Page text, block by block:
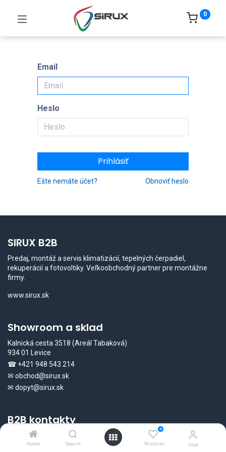
Home Search
0
Wishlist Účet
0
Email
Heslo
Prihlásiť
Ešte nemáte účet? Obnoviť heslo
SIRUX B2B
Predaj, montáž a servis klimatizácií, tepelných čerpadiel,
rekuperácií a fotovoltiky. Veľkoobchodný partner pre montážne
firmy.
www.sirux.sk
Showroom a sklad
Kalnická cesta 3518 (Areál Tabaková)
934 01 Levice
☎ +421 948 543 214
✉ obchod@sirux.sk
✉ dopyt@sirux.sk
B2B kontakty
Ing. Silvester Žiačko
+421 948 543 211